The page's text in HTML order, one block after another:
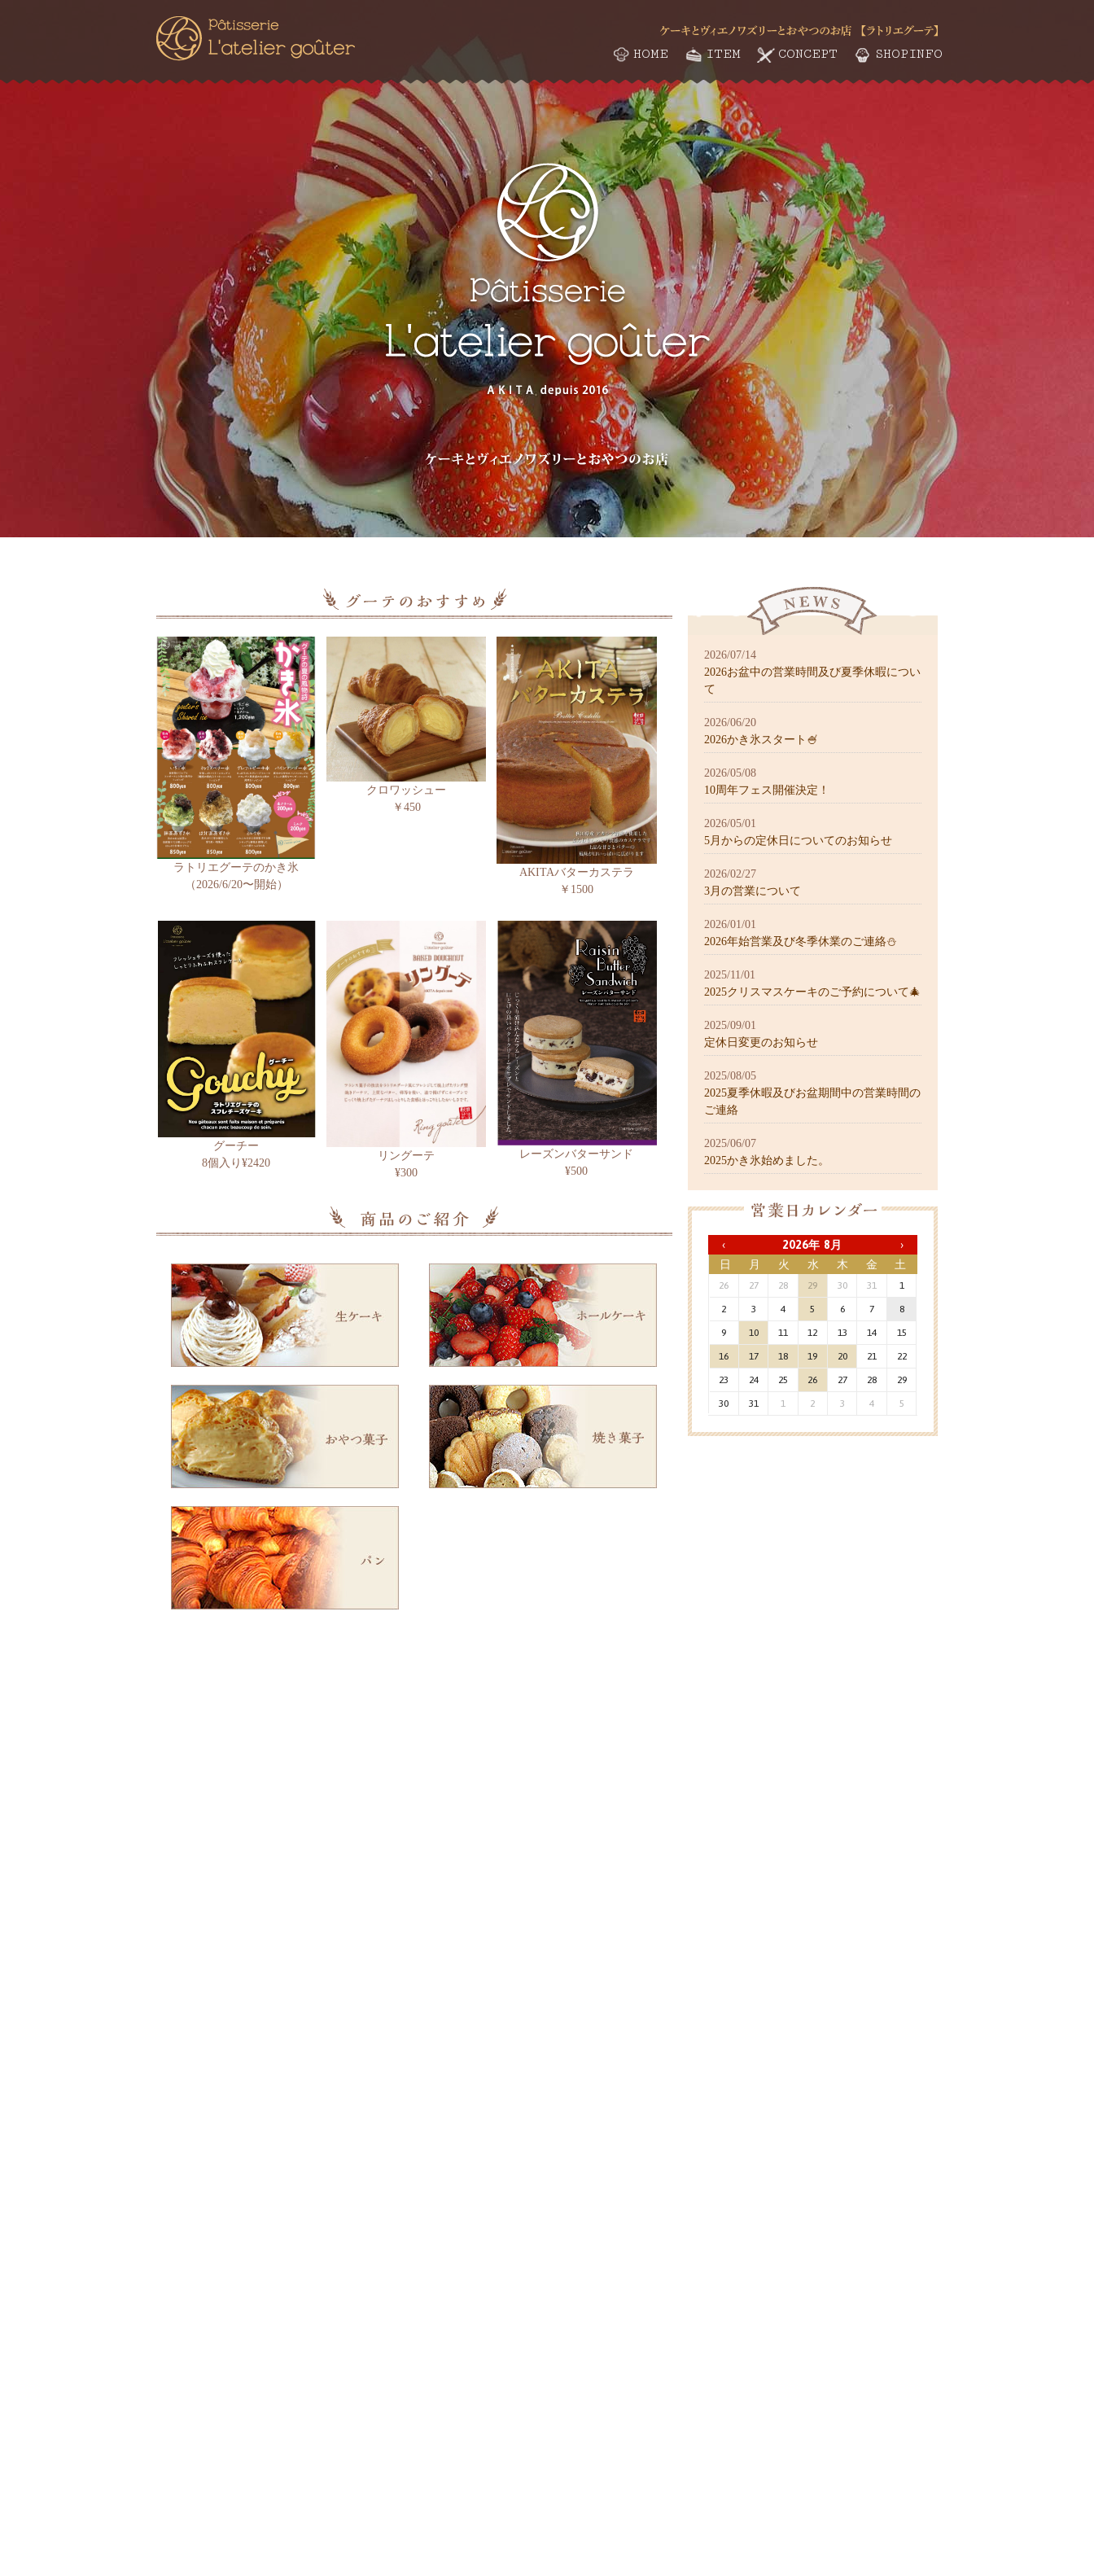
HOME ITEM CONCEPT SHOPINFO
2026/07/14
2026お盆中の営業時間及び夏季休暇につい
て
2026/06/20
2026かき氷スタート🍧
2026/05/08
10周年フェス開催決定！
2026/05/01
5月からの定休日についてのお知らせ
2026/02/27
3月の営業について
2026/01/01
2026年始営業及び冬季休業のご連絡⛄️
2025/11/01
2025クリスマスケーキのご予約について🎄
2025/09/01
定休日変更のお知らせ
2025/08/05
2025夏季休暇及びお盆期間中の営業時間の
ご連絡
2025/06/07
2025かき氷始めました。
‹ 2026年 8月
›
日
月 火 水 木 金 土
26 27 28 29 30 31 1
2 3 4 5 6 7 8
9 10 11 12 13 14 15
16 17 18 19 20 21 22
23 24 25 26 27 28 29
30 31 1 2 3 4 5
x
8月05日：定休日
8月10日：臨時休業
8月16日～8月20日：夏季休暇
8月26日：定休日
8月26日：定休日
ラトリエグーテのかき氷
（2026/6/20〜開始）
クロワッシュー
￥450
AKITAバターカステラ
￥1500
グーチー
8個入り¥2420
リングーテ
¥300
レーズンバターサンド
¥500